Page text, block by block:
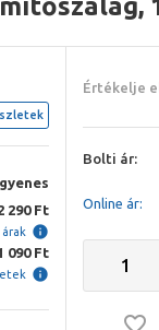
290 Ft
090 Ft
Értékelje
Bolti ár:
Online ár: